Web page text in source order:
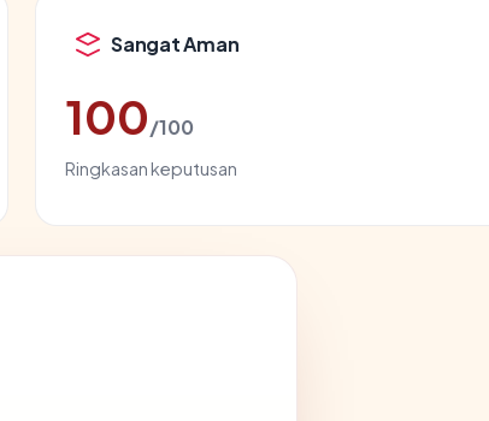
Sangat Aman
100/100
Ringkasan keputusan